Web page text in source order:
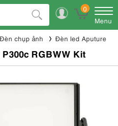
0
Menu
Đèn chụp ảnh Đèn led Aputure
RGBWW Kit